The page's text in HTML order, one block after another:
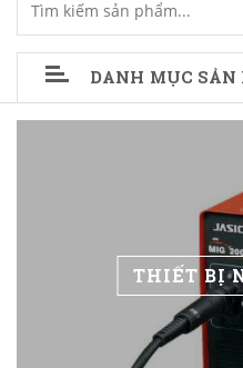
DANH MỤC SẢN
THIẾT BỊ